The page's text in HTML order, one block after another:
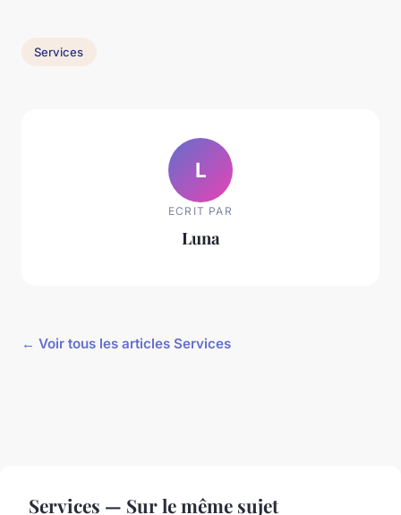
Services
L
ECRIT PAR
Luna
← Voir tous les articles Services
Services — Sur le même sujet